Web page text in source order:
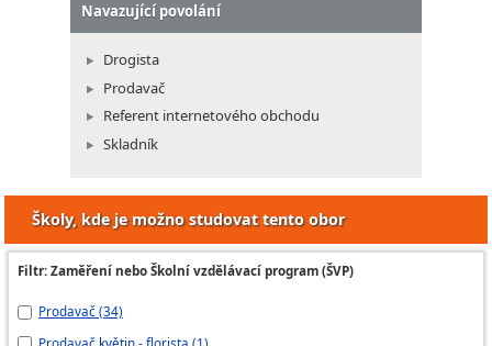
Navazující povolání
Drogista
Prodavač
Referent internetového obchodu
Skladník
Školy, kde je možno studovat tento obor
Filtr: Zaměření nebo Školní vzdělávací program (ŠVP)
Prodavač (34)